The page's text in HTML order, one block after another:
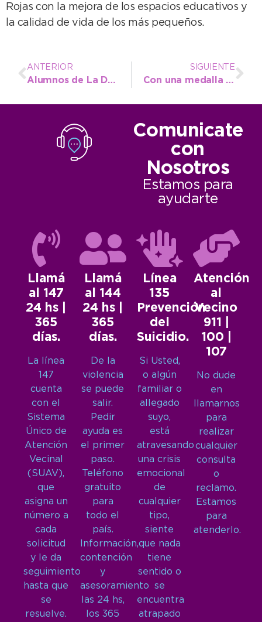
Rojas con la mejora de los espacios educativos y
la calidad de vida de los más pequeños.
ANTERIOR
Alumnos de La Dulce disfrutaron de una salida guiada en el marco de “Buenos Anfitriones”
SIGUIENTE
Con una medalla aportada por el arte culinario la cultura de Necochea brilló en los Bonaerenses
Comunicate
con
Nosotros
Estamos para
ayudarte
Llamá
al 147
24 hs |
365
días.
La línea
147
cuenta
con el
Sistema
Único de
Atención
Vecinal
(SUAV),
que
asigna un
número a
cada
solicitud
y le da
seguimiento
hasta que
se
resuelve.
Llamá
al 144
24 hs |
365
días.
De la
violencia
se puede
salir.
Pedir
ayuda es
el primer
paso.
Teléfono
gratuito
para
todo el
país.
Información,
contención
y
asesoramiento
las 24 hs,
los 365
Línea
135
Prevención
del
Suicidio.
Si Usted,
o algún
familiar o
allegado
suyo,
está
atravesando
una crisis
emocional
de
cualquier
tipo,
siente
que nada
tiene
sentido o
se
encuentra
atrapado
Atención
al
Vecino
911 |
100 |
107
No dude
en
llamarnos
para
realizar
cualquier
consulta
o
reclamo.
Estamos
para
atenderlo.